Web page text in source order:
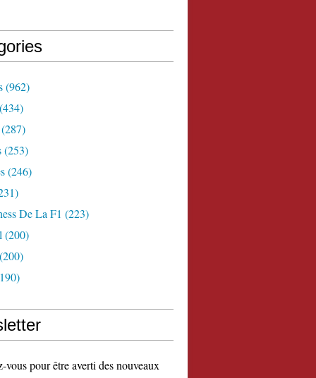
(962)
(253)
(246)
De La F1 (223)
(200)
vous pour être averti des nouveaux